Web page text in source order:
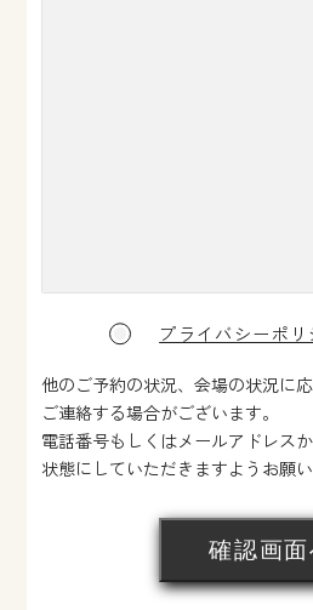
プライバシーポリ
他のご予約の状況、会場の状況に
ご連絡する場合がございます。
電話番号もしくはメールアドレス
状態にしていただきますようお願い